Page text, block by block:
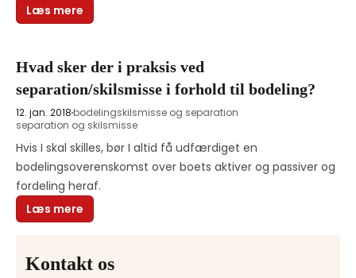
Læs mere
Hvad sker der i praksis ved
separation/skilsmisse i forhold til bodeling?
12. jan. 2018 bodelingskilsmisse og separation
separation og skilsmisse
Hvis I skal skilles, bør I altid få udfærdiget en
bodelingsoverenskomst over boets aktiver og passiver og
Læs mere
Kontakt os